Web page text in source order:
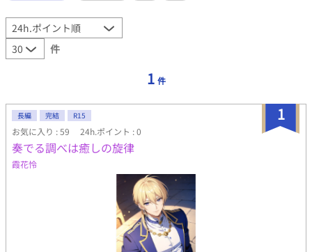
件
1 件
1
長編 完結 R15
お気に入り : 59 24h.ポイント : 0
奏でる調べは癒しの旋律
霞花怜